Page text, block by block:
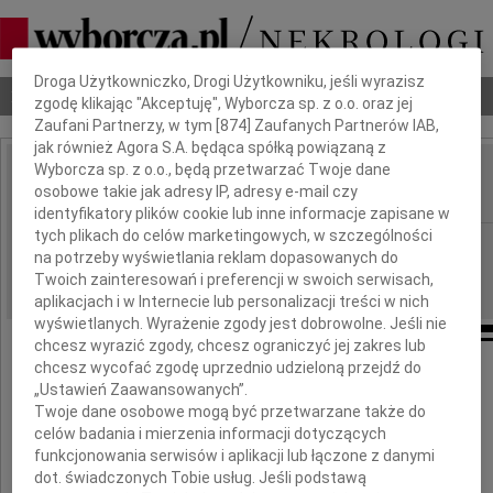
Nekrologi Odeszli Poradnik pogrzebowy
IMIĘ I NAZWISKO: Andrzej Smela
REGION: Katowice
DATA EMISJI: 25.05.2019
zasnął w Panu przeżywszy 71 lat,
najdroższy Mąż, Tata, Dziadek i Brat
Dbamy o Twoją prywatność
Droga Użytkowniczko, Drogi Użytkowniku, jeśli wyrazisz
zgodę klikając "Akceptuję", Wyborcza sp. z o.o. oraz jej
Zaufani Partnerzy, w tym [874 ] Zaufanych Partnerów IAB,
jak również Agora S.A. będąca spółką powiązaną z
Wyborcza sp. z o.o., będą przetwarzać Twoje dane
osobowe takie jak adresy IP, adresy e-mail czy
identyfikatory plików cookie lub inne informacje zapisane w
tych plikach do celów marketingowych, w szczególności
na potrzeby wyświetlania reklam dopasowanych do
Twoich zainteresowań i preferencji w swoich serwisach,
aplikacjach i w Internecie lub personalizacji treści w nich
wyświetlanych. Wyrażenie zgody jest dobrowolne. Jeśli nie
chcesz wyrazić zgody, chcesz ograniczyć jej zakres lub
chcesz wycofać zgodę uprzednio udzieloną przejdź do
„Ustawień Zaawansowanych”.
Twoje dane osobowe mogą być przetwarzane także do
celów badania i mierzenia informacji dotyczących
funkcjonowania serwisów i aplikacji lub łączone z danymi
dot. świadczonych Tobie usług. Jeśli podstawą